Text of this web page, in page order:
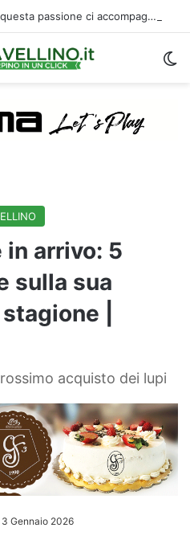
D’Agostino e Nesta: “Che questa passione ci accompagni durante la stagione”. Su mercato e stadio…
in arrivo: 5
sulla sua
|
acquisto dei lupi
3 Gennaio 2026